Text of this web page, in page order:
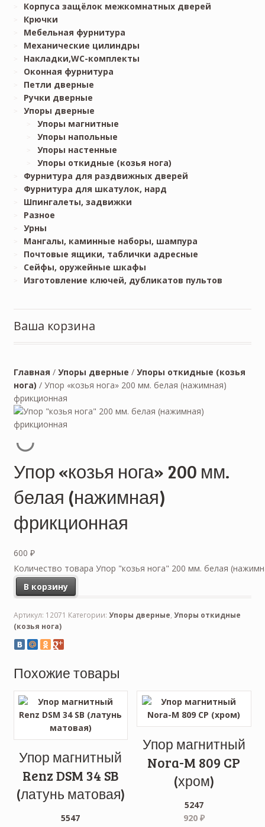
Корпуса защёлок межкомнатных дверей
Крючки
Мебельная фурнитура
Механические цилиндры
Накладки,WC-комплекты
Оконная фурнитура
Петли дверные
Ручки дверные
Упоры дверные
Упоры магнитные
Упоры напольные
Упоры настенные
Упоры откидные (козья нога)
Фурнитура для раздвижных дверей
Фурнитура для шкатулок, нард
Шпингалеты, задвижки
Разное
Урны
Мангалы, каминные наборы, шампура
Почтовые ящики, таблички адресные
Сейфы, оружейные шкафы
Изготовление ключей, дубликатов пультов
Ваша корзина
Главная / Упоры дверные / Упоры откидные (козья
нога) / Упор «козья нога» 200 мм. белая (нажимная)
фрикционная
Упор «козья нога» 200 мм.
белая (нажимная)
фрикционная
600 ₽
Количество товара Упор "козья нога" 200 мм. белая
В корзину
Артикул: 12071 Категории: Упоры дверные, Упоры откидные
(козья нога)
Похожие товары
Упор магнитный
Renz DSM 34 SB
(латунь матовая)
5547
Упор магнитный
Nora-M 809 CP
(хром)
5247
920 ₽